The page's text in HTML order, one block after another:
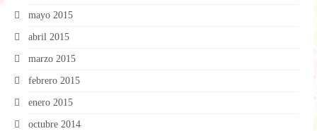
mayo 2015
abril 2015
marzo 2015
febrero 2015
enero 2015
octubre 2014